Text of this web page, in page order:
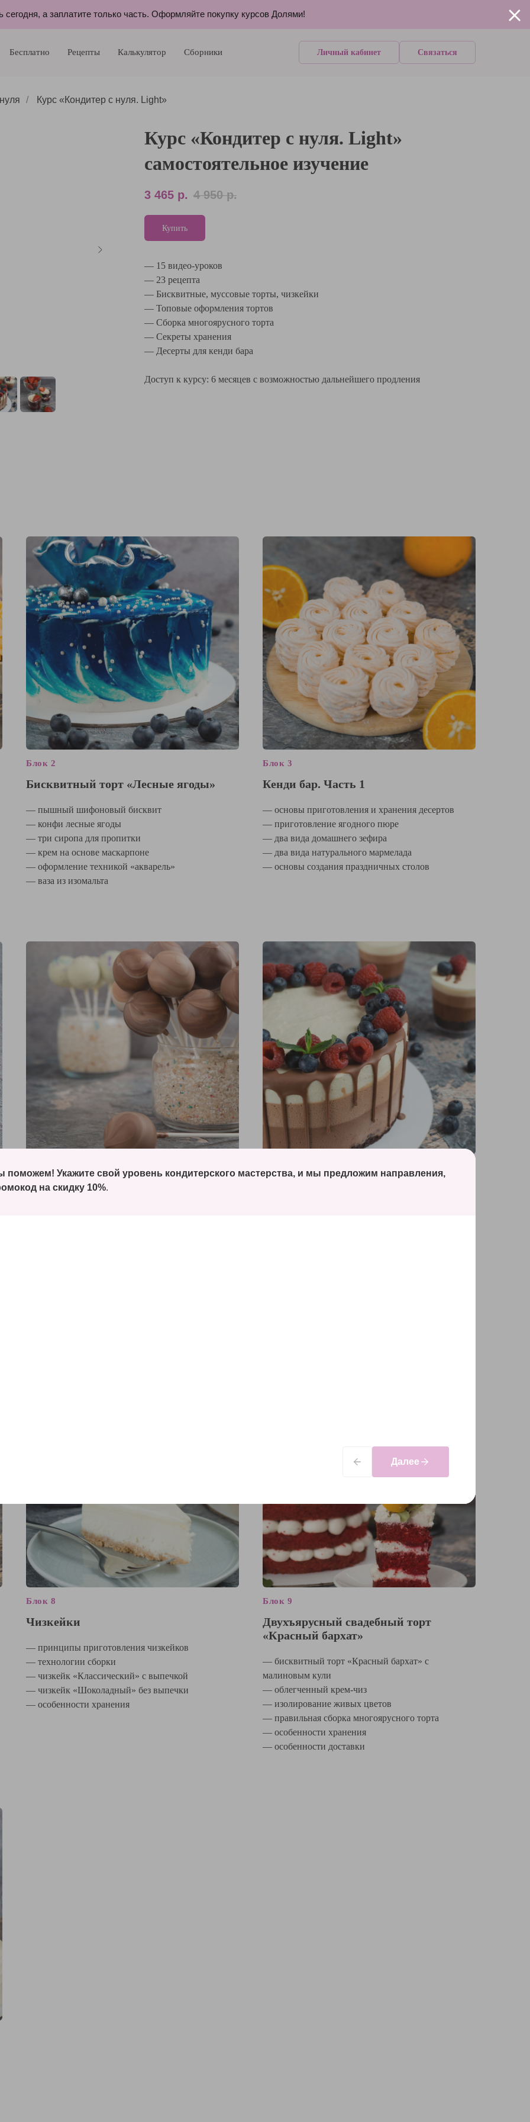
сегодня, а заплатите только часть. Оформляйте покупку курсов Долями!
Бесплатно Рецепты Калькулятор Сборники Личный кабинет Связаться
поможем! Укажите свой уровень кондитерского мастерства, и мы предложим направления,
на скидку 10%.
Далее
/ Курс «Кондитер с нуля. Light»
Курс «Кондитер с нуля. Light»
самостоятельное изучение
3 465 р. 4 950 р.
Купить
— 15 видео-уроков
— 23 рецепта
— Бисквитные, муссовые торты, чизкейки
— Топовые оформления тортов
— Сборка многоярусного торта
— Секреты хранения
— Десерты для кенди бара
Доступ к курсу: 6 месяцев с возможностью дальнейшего продления
Блок 2
Бисквитный торт «Лесные ягоды»
— пышный шифоновый бисквит
— конфи лесные ягоды
— три сиропа для пропитки
— крем на основе маскарпоне
— оформление техникой «акварель»
— ваза из изомальта
Блок 3
Кенди бар. Часть 1
— основы приготовления и хранения десертов
— приготовление ягодного пюре
— два вида домашнего зефира
— два вида натурального мармелада
— основы создания праздничных столов
Блок 5
Кенди бар. Часть 2
Блок 8
Чизкейки
— принципы приготовления чизкейков
— технологии сборки
— чизкейк «Классический» с выпечкой
— чизкейк «Шоколадный» без выпечки
— особенности хранения
Блок 9
Двухъярусный свадебный торт
«Красный бархат»
— бисквитный торт «Красный бархат» с
малиновым кули
— облегченный крем-чиз
— изолирование живых цветов
— правильная сборка многоярусного торта
— особенности хранения
— особенности доставки